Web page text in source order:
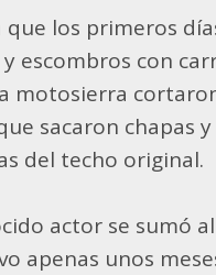
que los primeros
escombros con
motosierra
sacaron chapas y
del techo original.
actor se sumó
apenas unos